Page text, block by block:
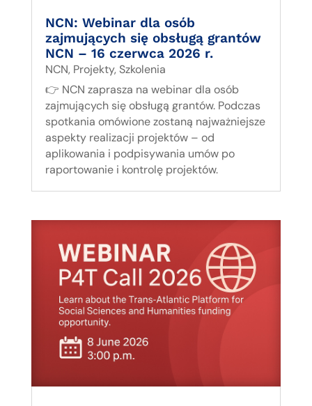
NCN: Webinar dla osób
zajmujących się obsługą grantów
NCN – 16 czerwca 2026 r.
NCN, Projekty,Szkolenia
👉 NCN zaprasza na webinar dla osób
zajmujących się obsługą grantów. Podczas
spotkania omówione zostaną najważniejsze
aspekty realizacji projektów – od
aplikowania i podpisywania umów po
raportowanie i kontrolę projektów.